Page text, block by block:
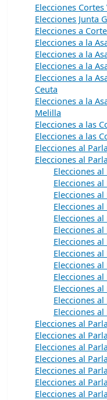
Elecciones
Elecciones Junta
Elecciones a
Elecciones a la
Elecciones a la
Elecciones a la
Elecciones a la
Ceuta
Elecciones a la
Melilla
Elecciones a las
Elecciones a las
Elecciones al
Elecciones al
Elecciones
Elecciones
Elecciones
Elecciones
Elecciones
Elecciones
Elecciones
Elecciones
Elecciones
Elecciones
Elecciones
Elecciones
Elecciones
Elecciones al
Elecciones al
Elecciones al
Elecciones al
Elecciones al
Elecciones al
Elecciones al